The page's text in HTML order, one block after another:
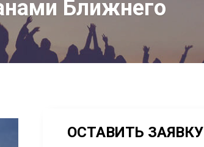
Ближнего
ОСТАВИТЬ ЗАЯВКУ